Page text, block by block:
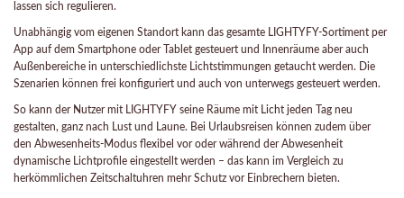
lassen sich regulieren.
Unabhängig vom eigenen Standort kann das gesamte LIGHTYFY-Sortiment per
App auf dem Smartphone oder Tablet gesteuert und Innenräume aber auch
Außenbereiche in unterschiedlichste Lichtstimmungen getaucht werden. Die
Szenarien können frei konfiguriert und auch von unterwegs gesteuert werden.
So kann der Nutzer mit LIGHTYFY seine Räume mit Licht jeden Tag neu
gestalten, ganz nach Lust und Laune. Bei Urlaubsreisen können zudem über
den Abwesenheits-Modus flexibel vor oder während der Abwesenheit
dynamische Lichtprofile eingestellt werden – das kann im Vergleich zu
herkömmlichen Zeitschaltuhren mehr Schutz vor Einbrechern bieten.